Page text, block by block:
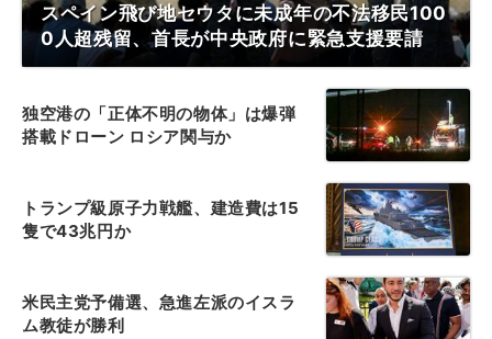
スペイン飛び地セウタに未成年の不法移民100
0人超残留、首長が中央政府に緊急支援要請
独空港の「正体不明の物体」は爆弾
搭載ドローン ロシア関与か
トランプ級原子力戦艦、建造費は15
隻で43兆円か
米民主党予備選、急進左派のイスラ
ム教徒が勝利